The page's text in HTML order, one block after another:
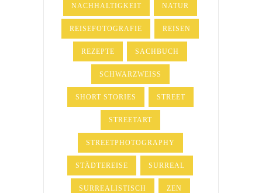
NACHHALTIGKEIT NATUR
REISEFOTOGRAFIE REISEN
REZEPTE SACHBUCH
SCHWARZWEISS
SHORT STORIES STREET
STREETART
STREETPHOTOGRAPHY
STÄDTEREISE SURREAL
SURREALISTISCH ZEN